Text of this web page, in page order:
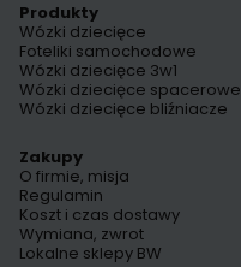
Produkty
Wózki dziecięce
Foteliki samochodowe
Wózki dziecięce 3w1
Wózki dziecięce spacerowe
Wózki dziecięce bliźniacze
Zakupy
O firmie, misja
Regulamin
Koszt i czas dostawy
Wymiana, zwrot
Lokalne sklepy BW